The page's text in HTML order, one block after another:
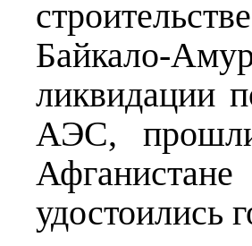
Байкало-
ликвидации
АЭС,
удостоились